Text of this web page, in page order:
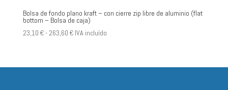
Bolsa de fondo plano kraft – con cierre zip libre de aluminio (flat
bottom – Bolsa de caja)
23,10 €-263,60 €Rango
desde
IVA incluído